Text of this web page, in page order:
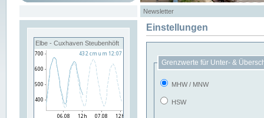
Newsletter
Elbe - Cuxhaven Steubenhöft
Einstellungen
Grenzwerte für Unter- &
MHW / MNW
HSW